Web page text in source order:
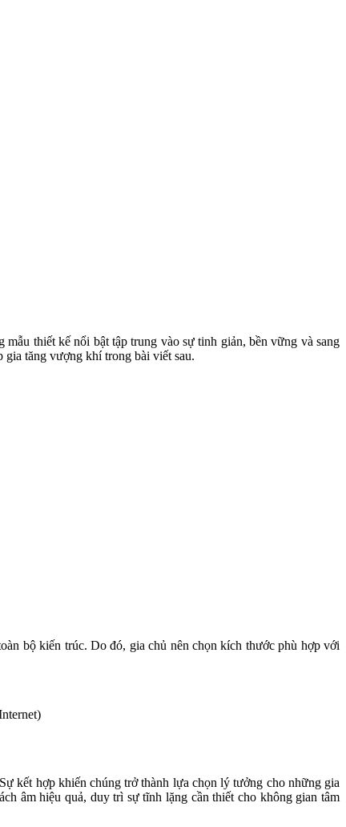
thiết kế nổi bật tập trung vào sự tinh giản, bền vững và sang
tăng vượng khí trong bài viết sau.
bộ kiến trúc. Do đó, gia chủ nên chọn kích thước phù hợp với
kết hợp khiến chúng trở thành lựa chọn lý tưởng cho những gia
âm hiệu quả, duy trì sự tĩnh lặng cần thiết cho không gian tâm